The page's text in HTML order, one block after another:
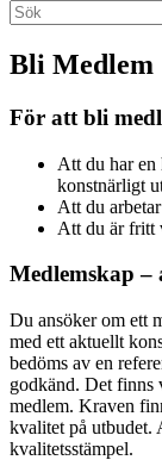
Bli Medlem
För att bli
Att du har en
konstnärligt
Att du
Att du är fritt
Medlemskap
Du ansöker om ett
med ett aktuellt
bedöms av en
godkänd. Det finns
medlem. Kraven
kvalitet på utbudet.
kvalitetsstämpel.